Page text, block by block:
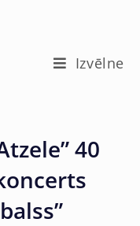
Izvēlne
40